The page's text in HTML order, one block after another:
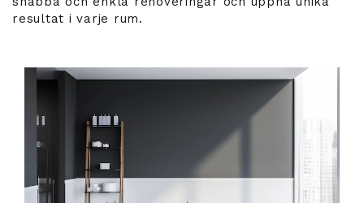
resultat i varje rum.